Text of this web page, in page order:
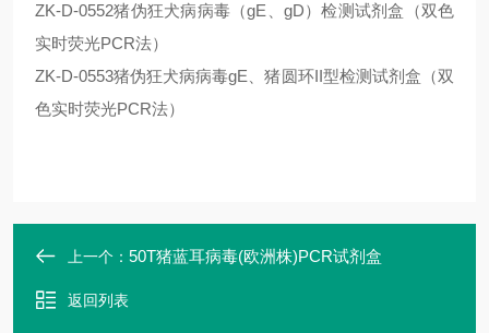
ZK-D-0552猪伪狂犬病病毒（gE、gD）检测试剂盒（双色
实时荧光PCR法）
ZK-D-0553猪伪狂犬病病毒gE、猪圆环II型检测试剂盒（双
色实时荧光PCR法）
上一个： 50T猪蓝耳病毒(欧洲株)PCR试剂盒
返回列表